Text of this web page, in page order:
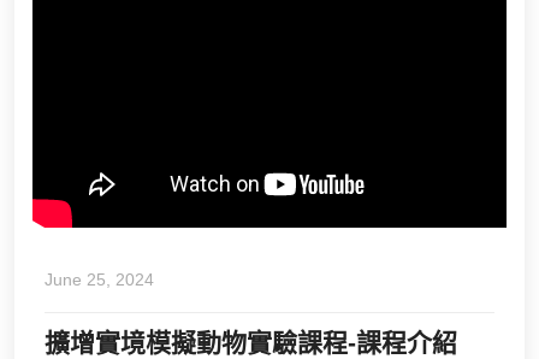
June 25, 2024
擴增實境模擬動物實驗課程-課程介紹